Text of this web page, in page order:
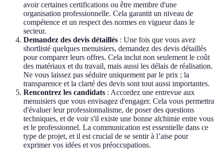
avoir certaines certifications ou être membre d'une
organisation professionnelle. Cela garantit un niveau de
compétence et un respect des normes en vigueur dans le
secteur.
Demandez des devis détaillés : Une fois que vous avez
shortlisté quelques menuisiers, demandez des devis détaillés
pour comparer leurs offres. Cela inclut non seulement le coût
des matériaux et du travail, mais aussi les délais de réalisation.
Ne vous laissez pas séduire uniquement par le prix ; la
transparence et la clarté des devis sont tout aussi importantes.
Rencontrez les candidats : Accordez une entrevue aux
menuisiers que vous envisagez d'engager. Cela vous permettra
d'évaluer leur professionnalisme, de poser des questions
techniques, et de voir s'il existe une bonne alchimie entre vous
et le professionnel. La communication est essentielle dans ce
type de projet, et il est crucial de se sentir à l’aise pour
exprimer vos idées et vos préoccupations.